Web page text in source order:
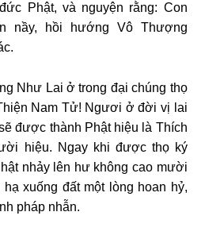
Phật, và nguyện rằng: Con
nầy, hồi hướng Vô Thượng
Như Lai ở trong đại chúng thọ
Nam Tử! Ngươi ở đời vị lai
được thành Phật hiệu là Thích
hiệu. Ngay khi được thọ ký
nhảy lên hư không cao mười
xuống đất một lòng hoan hỷ,
pháp nhẫn.